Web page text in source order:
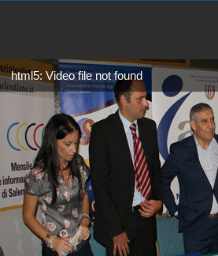
html5: Video file not found